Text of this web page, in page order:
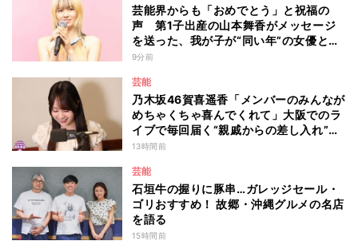
芸能界からも「おめでとう」と祝福の
声 第1子出産の山本舞香がメッセージ
を送った、我が子が“同い年”の女優と
は 今月1日には2年在籍した所属事務所
改めて考えながら…」
9分前
芸能
乃木坂46賀喜遥香「メンバーのみんなが
めちゃくちゃ喜んでくれて」大阪でのラ
イブで毎回届く“親戚からの差し入れ”と
は？
13時間前
芸能
石垣牛の握りに豚串…ガレッジセール・
ゴリおすすめ！ 故郷・沖縄グルメの名店
を語る
15時間前